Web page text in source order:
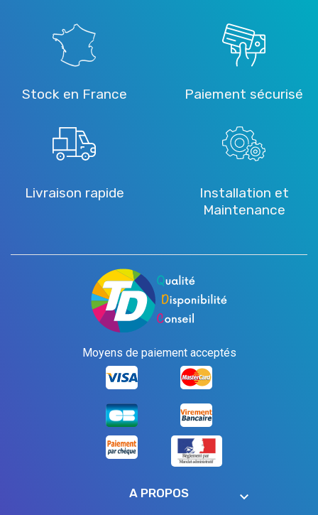
Stock en France Paiement sécurisé
Livraison rapide
Installation et
Maintenance
Moyens de paiement acceptés
A PROPOS keyboard_arrow_down